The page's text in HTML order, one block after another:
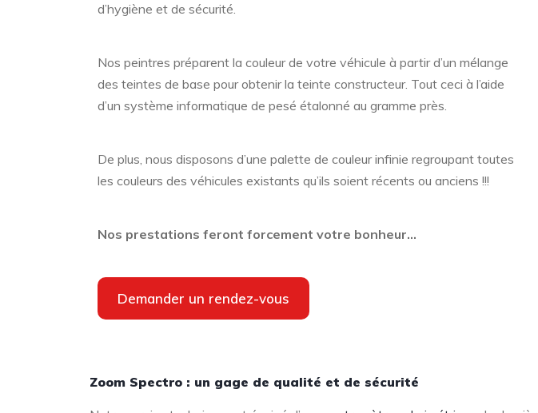
d’hygiène et de sécurité.
Nos peintres préparent la couleur de votre véhicule à partir d’un mélange
des teintes de base pour obtenir la teinte constructeur. Tout ceci à l’aide
d’un système informatique de pesé étalonné au gramme près.
De plus, nous disposons d’une palette de couleur infinie regroupant toutes
les couleurs des véhicules existants qu’ils soient récents ou anciens !!!
Nos prestations feront forcement votre bonheur…
Demander un rendez-vous
Zoom Spectro : un gage de qualité et de sécurité